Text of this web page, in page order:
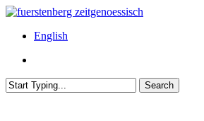
Skip
main
Menu
English
Search